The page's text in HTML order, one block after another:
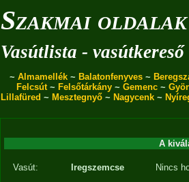
Szakmai oldalak
Vasútlista - vasútkereső
~ Almamellék ~ Balatonfenyves ~
Felcsút~ Felsőtárkány ~ Gemenc ~
Lillafüred ~ Mesztegnyő ~ Nagycenk ~
A
Vasút: Iregszemcse Nincs